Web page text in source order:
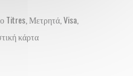
Titres, Μετρητά, Visa,
κάρτα